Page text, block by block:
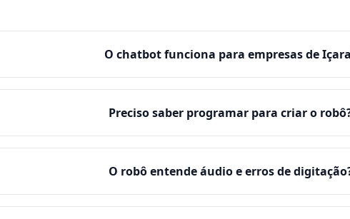
O chatbot funciona para empresas de
Preciso saber programar para criar o
O robô entende áudio e erros de